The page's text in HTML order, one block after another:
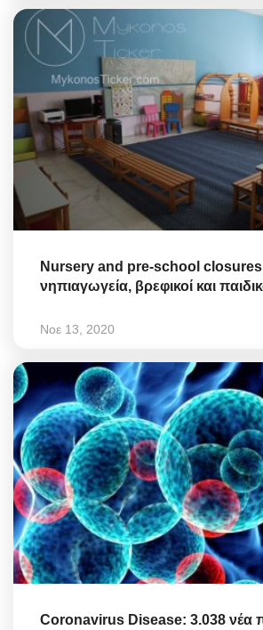
Nursery and pre-school closures:
νηπιαγωγεία, βρεφικοί και
Νοε 13, 2020
Coronavirus Disease: 3.038 νέα